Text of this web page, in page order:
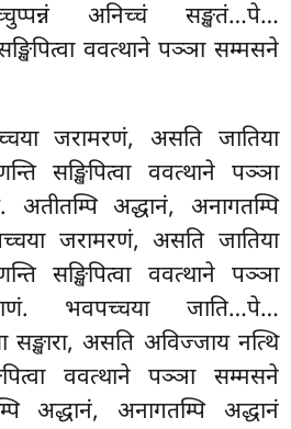
अनिच्चं सङ्खतं…पे…
ववत्थाने पञ्ञा सम्मसने
जरामरणं, असति जातिया
सङ्खिपित्वा ववत्थाने पञ्ञा
अद्धानं, अनागतम्पि
जरामरणं, असति जातिया
सङ्खिपित्वा ववत्थाने पञ्ञा
भवपच्चया जाति…पे…
सङ्खारा, असति अविज्जाय नत्थि
ववत्थाने पञ्ञा सम्मसने
अद्धानं, अनागतम्पि अद्धानं